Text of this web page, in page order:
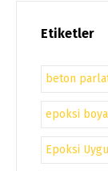
Etiketler
beton
epoksi boya
Epoksi